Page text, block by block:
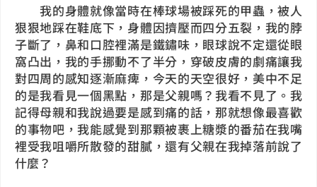
我的身體就像當時在棒球場被踩死的甲蟲，被人
狠狠地踩在鞋底下，身體因擠壓而四分五裂，我的脖
子斷了，鼻和口腔裡滿是鐵鏽味，眼球說不定還從眼
窩凸出，我的手挪動不了半分，穿破皮膚的劇痛讓我
對四周的感知逐漸麻痺，今天的天空很好，美中不足
的是我看見一個黑點，那是父親嗎？我看不見了。我
記得母親和我說過要是感到痛的話，那就想像最喜歡
的事物吧，我能感覺到那顆被裹上糖漿的番茄在我嘴
裡受我咀嚼所散發的甜膩，還有父親在我掉落前說了
什麼？